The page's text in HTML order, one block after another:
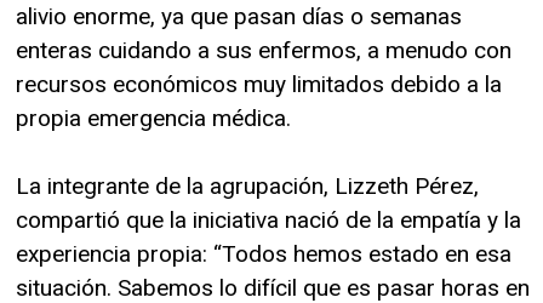
alivio enorme, ya que pasan días o semanas
enteras cuidando a sus enfermos, a menudo con
recursos económicos muy limitados debido a la
propia emergencia médica.
La integrante de la agrupación, Lizzeth Pérez,
compartió que la iniciativa nació de la empatía y la
experiencia propia: “Todos hemos estado en esa
situación. Sabemos lo difícil que es pasar horas en